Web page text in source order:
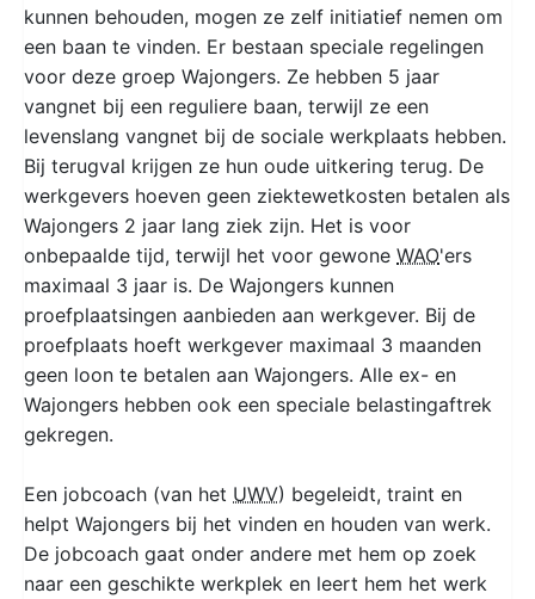
kunnen behouden, mogen ze zelf initiatief nemen om
een baan te vinden. Er bestaan speciale regelingen
voor deze groep Wajongers. Ze hebben 5 jaar
vangnet bij een reguliere baan, terwijl ze een
levenslang vangnet bij de sociale werkplaats hebben.
Bij terugval krijgen ze hun oude uitkering terug. De
werkgevers hoeven geen ziektewetkosten betalen als
Wajongers 2 jaar lang ziek zijn. Het is voor
onbepaalde tijd, terwijl het voor gewone WAO'ers
maximaal 3 jaar is. De Wajongers kunnen
proefplaatsingen aanbieden aan werkgever. Bij de
proefplaats hoeft werkgever maximaal 3 maanden
geen loon te betalen aan Wajongers. Alle ex- en
Wajongers hebben ook een speciale belastingaftrek
gekregen.
Een jobcoach (van het UWV) begeleidt, traint en
helpt Wajongers bij het vinden en houden van werk.
De jobcoach gaat onder andere met hem op zoek
naar een geschikte werkplek en leert hem het werk